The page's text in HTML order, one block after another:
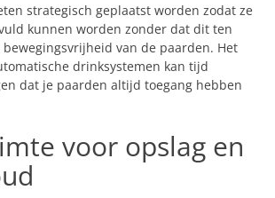
strategisch geplaatst worden zodat ze
kunnen worden zonder dat dit ten
bewegingsvrijheid van de paarden. Het
drinksystemen kan tijd
dat je paarden altijd toegang hebben
voor opslag en